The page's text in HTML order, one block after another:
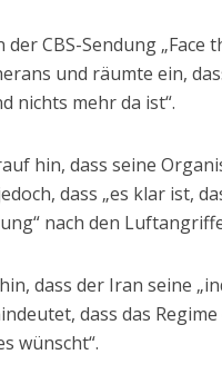
CBS-Sendung „Face
und räumte ein,
nichts mehr da ist“.
hin, dass seine
dass „es klar ist,
nach den
dass der Iran seine
dass das
wünscht“.